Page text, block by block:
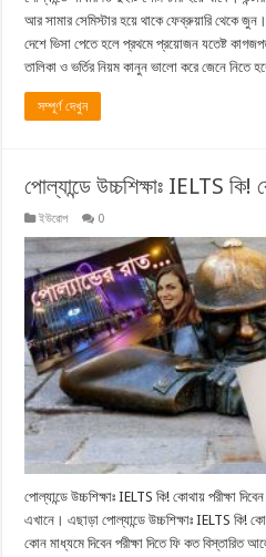
আর সামার সেমিস্টার হয়ে থাকে ফেব্রুয়ারি থেকে
দেশে ভিসা পেতে হলে প্রথমে প্রয়োজন যতেষ্ট
তালিকা ও ভর্তির নিয়ম কানুন ভালো করে জেনে নিতে
সম্পূর্ণ দেখুন
পোল্যান্ডে উচ্চশিক্ষাঃ IELTS কি!
ইউরোপ 0
পোল্যান্ডে উচ্চশিক্ষাঃ IELTS কি! কোথায় পরীক্ষা
এখানে। এছাড়া পোল্যান্ডে উচ্চশিক্ষাঃ IELTS কি!
কোন মাধ্যমে দিবেন পরীক্ষা দিতে ফি কত বিস্তারিত